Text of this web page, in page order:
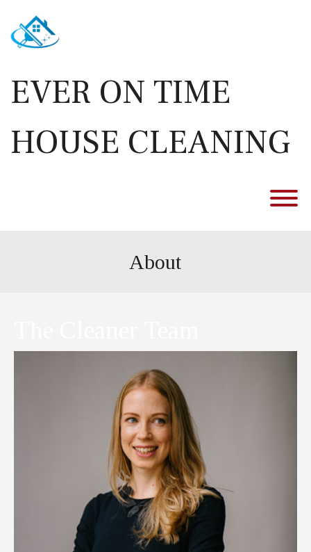
content
EVER ON TIME
HOUSE CLEANING
About